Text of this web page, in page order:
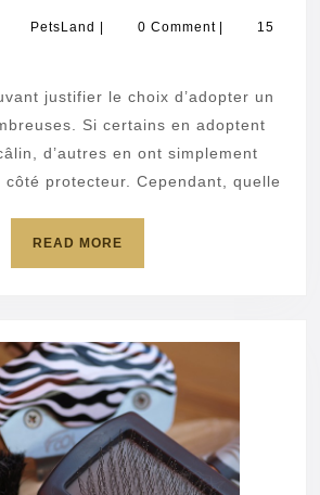
privilégier
l’on
souhaite
adopter
un
chien ?
PetsLand PetsLand
| 0 Comment |
15
justifier le choix d’adopter un
Si certains en adoptent
d’autres en ont simplement
côté protecteur. Cependant, quelle
READ MOREREAD